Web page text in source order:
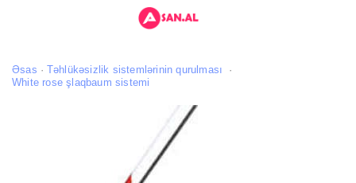
Əsas
Təhlükəsizlik sistemlərinin qurulması
White rose şlaqbaum sistemi